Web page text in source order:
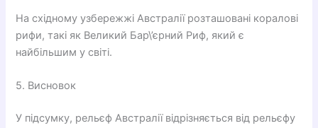
На східному узбережжі Австралії розташовані коралові
рифи, такі як Великий Бар\’єрний Риф, який є
найбільшим у світі.
5. Висновок
У підсумку, рельєф Австралії відрізняється від рельєфу